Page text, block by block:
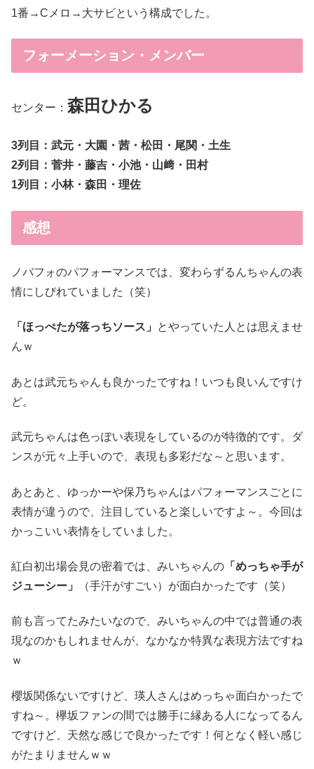
1番→Cメロ→大サビという構成でした。
フォーメーション・メンバー
センター： 森田ひかる
3列目：武元・大園・茜・松田・尾関・土生
2列目：菅井・藤吉・小池・山﨑・田村
1列目：小林・森田・理佐
感想
ノバフォのパフォーマンスでは、変わらずるんちゃんの表
情にしびれていました（笑）
「ほっぺたが落っちソース」
とやっていた人とは思えませ
んｗ
あとは武元ちゃんも良かったですね！いつも良いんですけ
ど。
武元ちゃんは色っぽい表現をしているのが特徴的です。ダ
ンスが元々上手いので、表現も多彩だな～と思います。
あとあと、ゆっかーや保乃ちゃんはパフォーマンスごとに
表情が違うので、注目していると楽しいですよ～。今回は
かっこいい表情をしていました。
紅白初出場会見の密着では、みいちゃんの 「めっちゃ手が
ジューシー」
（手汗がすごい）が面白かったです（笑）
前も言ってたみたいなので、みいちゃんの中では普通の表
現なのかもしれませんが、なかなか特異な表現方法ですね
ｗ
櫻坂関係ないですけど、瑛人さんはめっちゃ面白かったで
すね～。欅坂ファンの間では勝手に縁ある人になってるん
ですけど、天然な感じで良かったです！何となく軽い感じ
がたまりませんｗｗ